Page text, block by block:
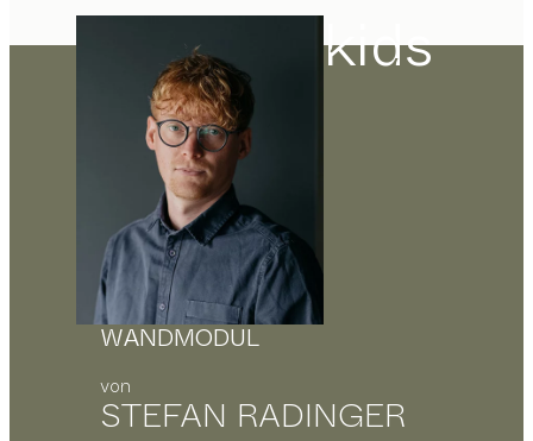
kids
WANDMODUL
von
STEFAN RADINGER